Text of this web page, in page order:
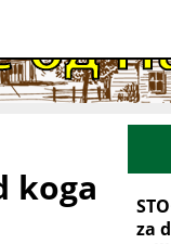
koga
za